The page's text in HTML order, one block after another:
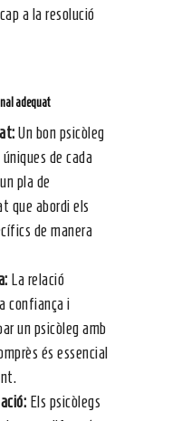
a la resolució
adequat
Un bon psicòleg
de cada
pla de
que abordi els
de manera
La relació
confiança i
un psicòleg amb
és essencial
Els psicòlegs